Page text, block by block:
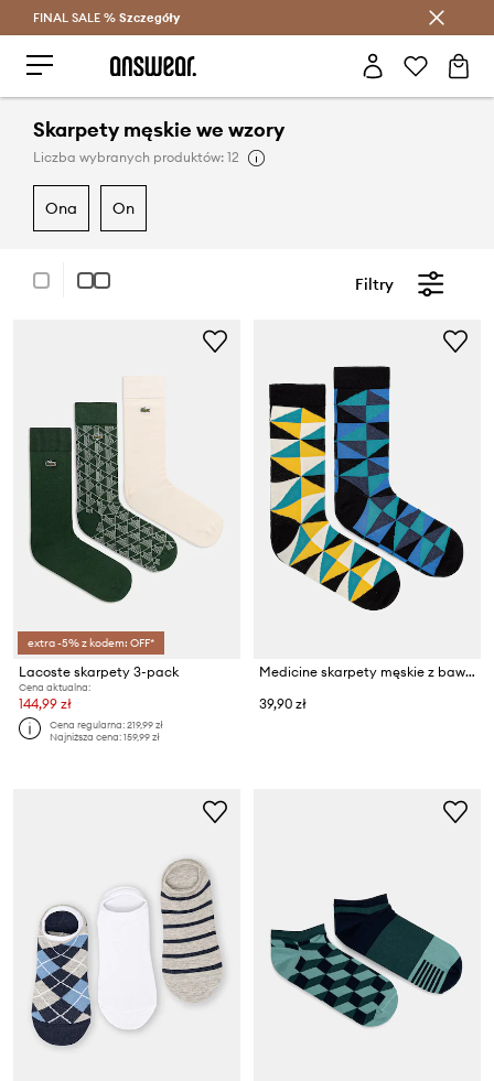
Oszczędzaj z Answear Club >
FINAL SALE % Szczegóły
Skarpety męskie we wzory
Liczba wybranych produktów: 12
ona on
Filtry
extra -5% z kodem: OFF*
Lacoste skarpety 3-pack
Cena aktualna:
144,99 zł
Cena regularna:219,99 zł
Najniższa cena:159,99 zł
Medicine skarpety męskie z bawełną 2-pack
39,90 zł